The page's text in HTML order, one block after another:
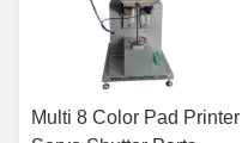
Multi 8 Color Pad Printer